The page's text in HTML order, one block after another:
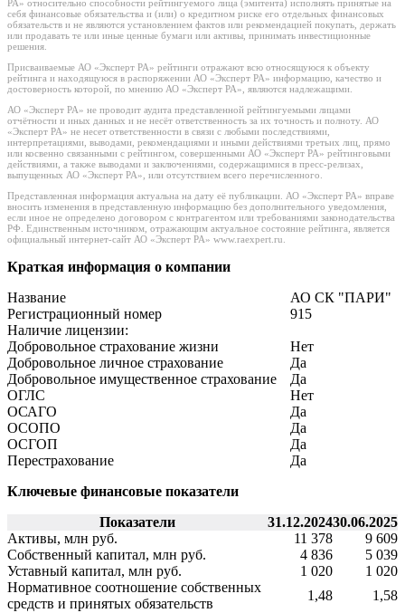
РА» относительно способности рейтингуемого лица (эмитента) исполнять принятые на
себя финансовые обязательства и (или) о кредитном риске его отдельных финансовых
обязательств и не являются установлением фактов или рекомендацией покупать, держать
или продавать те или иные ценные бумаги или активы, принимать инвестиционные
решения.
Присваиваемые АО «Эксперт РА» рейтинги отражают всю относящуюся к объекту
рейтинга и находящуюся в распоряжении АО «Эксперт РА» информацию, качество и
достоверность которой, по мнению АО «Эксперт РА», являются надлежащими.
АО «Эксперт РА» не проводит аудита представленной рейтингуемыми лицами
отчётности и иных данных и не несёт ответственность за их точность и полноту. АО
«Эксперт РА» не несет ответственности в связи с любыми последствиями,
интерпретациями, выводами, рекомендациями и иными действиями третьих лиц, прямо
или косвенно связанными с рейтингом, совершенными АО «Эксперт РА» рейтинговыми
действиями, а также выводами и заключениями, содержащимися в пресс-релизах,
выпущенных АО «Эксперт РА», или отсутствием всего перечисленного.
Представленная информация актуальна на дату её публикации. АО «Эксперт РА» вправе
вносить изменения в представленную информацию без дополнительного уведомления,
если иное не определено договором с контрагентом или требованиями законодательства
РФ. Единственным источником, отражающим актуальное состояние рейтинга, является
официальный интернет-сайт АО «Эксперт РА» www.raexpert.ru.
Краткая информация о компании
Название
АО СК "ПАРИ"
Регистрационный номер
915
Наличие лицензии:
Добровольное страхование жизни
Нет
Добровольное личное страхование
Да
Добровольное имущественное страхование
Да
ОГЛС
Нет
ОСАГО
Да
ОСОПО
Да
ОСГОП
Да
Перестрахование
Да
Ключевые финансовые показатели
Показатели
31.12.202430.06.2025
Активы, млн руб.
11 378
9 609
Собственный капитал, млн руб.
4 836
5 039
Уставный капитал, млн руб.
1 020
1 020
Нормативное соотношение собственных
средств и принятых обязательств
1,48 1,58